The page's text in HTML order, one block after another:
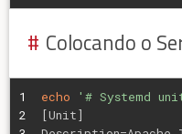
Colocando o
1
2
echo
'# Systemd
[Unit]